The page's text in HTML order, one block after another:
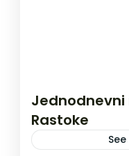
Jednodnevni
Rastoke